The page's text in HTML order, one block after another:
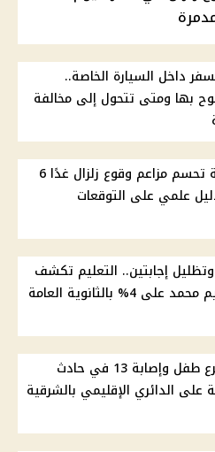
داخل السيارة الخاصة..
بها ومتى تتحول إلى مخالفة
البحوث الفلكية تحسم مزاعم وقوع زلزال غدًا 6
علمي على التوقعات
إجابتين.. التعليم تكشف
بالثانوية العامة
بالأسماء.. مصرع طفل وإصابة 13 في حادث
الدائري الإقليمي بالشرقية